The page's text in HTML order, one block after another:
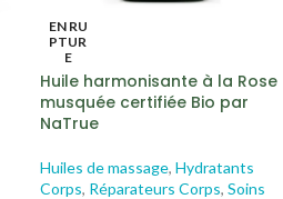
EN RU
PTUR
E
Huile harmonisante à la Rose
musquée certifiée Bio par
NaTrue
Huiles de massage, Hydratants
Corps, Réparateurs Corps, Soins